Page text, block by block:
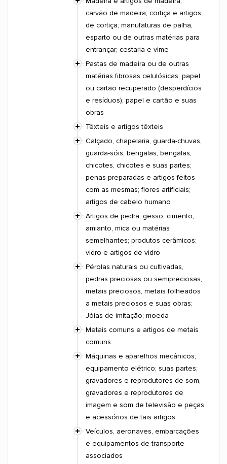
carvão de madeira; cortiça e artigos
de cortiça; manufaturas de palha,
esparto ou de outras matérias para
entrançar; cestaria e vime
Pastas de madeira ou de outras
matérias fibrosas celulósicas; papel
ou cartão recuperado (desperdícios
e resíduos); papel e cartão e suas
obras
Têxteis e artigos têxteis
Calçado, chapelaria, guarda-chuvas,
guarda-sóis, bengalas, bengalas,
chicotes, chicotes e suas partes;
penas preparadas e artigos feitos
com as mesmas; flores artificiais;
artigos de cabelo humano
Artigos de pedra, gesso, cimento,
amianto, mica ou matérias
semelhantes; produtos cerâmicos;
vidro e artigos de vidro
Pérolas naturais ou cultivadas,
pedras preciosas ou semipreciosas,
metais preciosos, metais folheados
a metais preciosos e suas obras;
Jóias de imitação; moeda
Metais comuns e artigos de metais
comuns
Máquinas e aparelhos mecânicos;
equipamento elétrico; suas partes;
gravadores e reprodutores de som,
gravadores e reprodutores de
imagem e som de televisão e peças
e acessórios de tais artigos
Veículos, aeronaves, embarcações
e equipamentos de transporte
associados